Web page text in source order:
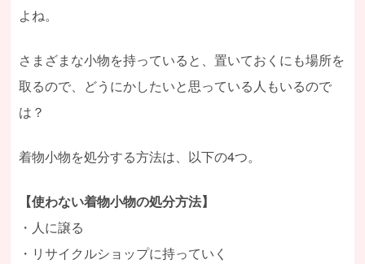
よね。
さまざまな小物を持っていると、置いておくにも場所を
取るので、どうにかしたいと思っている人もいるので
は？
着物小物を処分する方法は、以下の4つ。
【使わない着物小物の処分方法】
・人に譲る
・リサイクルショップに持っていく